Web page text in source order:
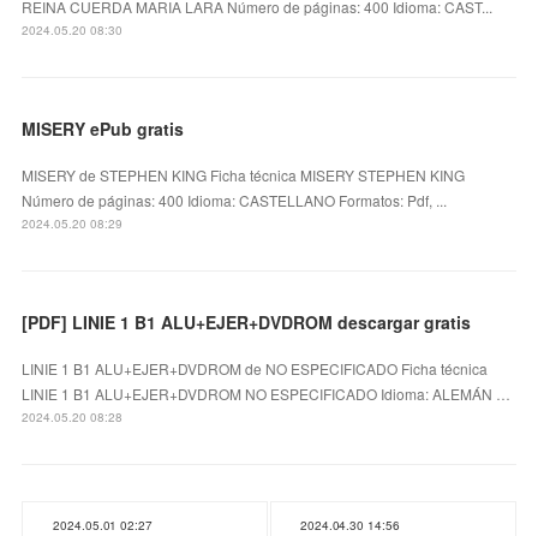
REINA CUERDA MARIA LARA Número de páginas: 400 Idioma: CAST...
2024.05.20 08:30
MISERY ePub gratis
MISERY de STEPHEN KING Ficha técnica MISERY STEPHEN KING
Número de páginas: 400 Idioma: CASTELLANO Formatos: Pdf, ...
2024.05.20 08:29
[PDF] LINIE 1 B1 ALU+EJER+DVDROM descargar gratis
LINIE 1 B1 ALU+EJER+DVDROM de NO ESPECIFICADO Ficha técnica
LINIE 1 B1 ALU+EJER+DVDROM NO ESPECIFICADO Idioma: ALEMÁN …
2024.05.20 08:28
2024.05.01 02:27 2024.04.30 14:56